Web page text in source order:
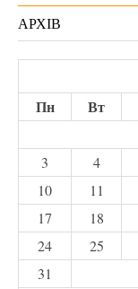
АРХІВ
Пн
Вт
3
4
10
11
17
18
24
25
31